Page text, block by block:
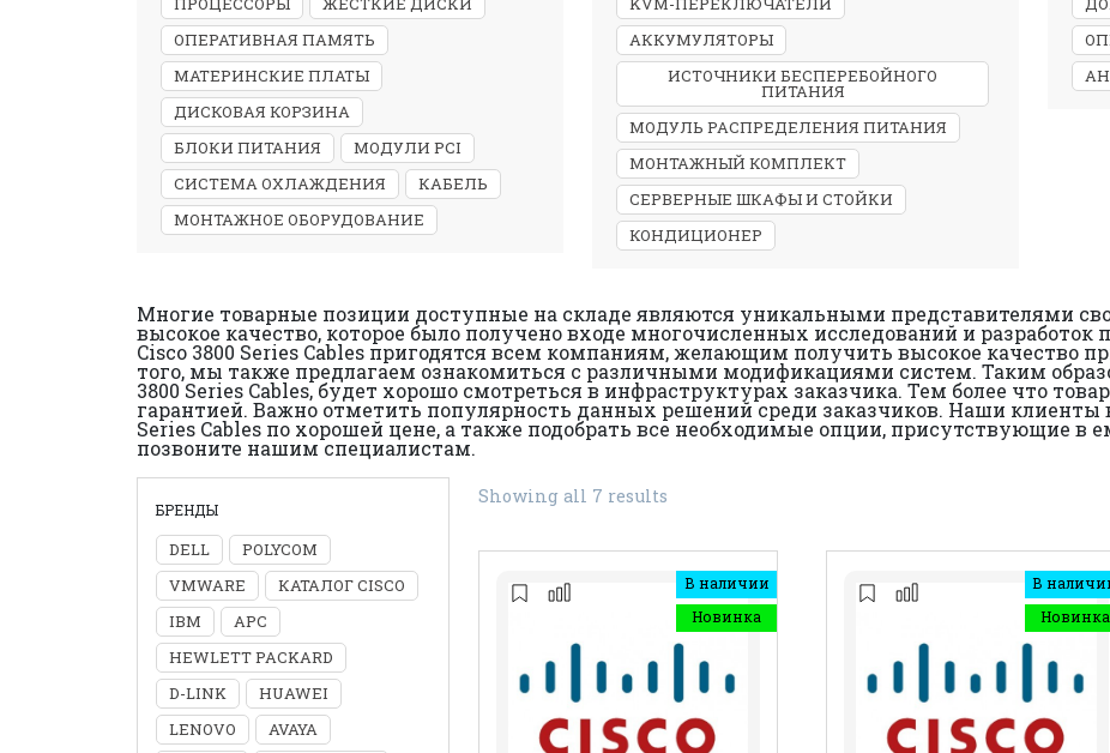
ОПЕРАТИВНАЯ ПАМЯТЬ
МАТЕРИНСКИЕ ПЛАТЫ
ДИСКОВАЯ КОРЗИНА
БЛОКИ ПИТАНИЯ
МОДУЛИ PCI
СИСТЕМА ОХЛАЖДЕНИЯ
КАБЕЛЬ
МОНТАЖНОЕ ОБОРУДОВАНИЕ
АККУМУЛЯТОРЫ
ИСТОЧНИКИ БЕСПЕРЕБОЙНОГО
ПИТАНИЯ
МОДУЛЬ РАСПРЕДЕЛЕНИЯ ПИТАНИЯ
МОНТАЖНЫЙ КОМПЛЕКТ
СЕРВЕРНЫЕ ШКАФЫ И СТОЙКИ
КОНДИЦИОНЕР
Многие товарные позиции доступные на складе являются уникальными представителями
высокое качество, которое было получено входе многочисленных исследований и разработок
Cisco 3800 Series Cables пригодятся всем компаниям, желающим получить высокое качество
того, мы также предлагаем ознакомиться с различными модификациями систем. Таким
3800 Series Cables, будет хорошо смотреться в инфраструктурах заказчика. Тем более что
гарантией. Важно отметить популярность данных решений среди заказчиков. Наши клиенты
Series Cables по хорошей цене, а также подобрать все необходимые опции, присутствующие в
позвоните нашим специалистам.
БРЕНДЫ
DELL
POLYCOM
VMWARE
КАТАЛОГ CISCO
IBM
APC
HEWLETT PACKARD
D-LINK
HUAWEI
LENOVO
AVAYA
Showing all 7 results
В наличии
Новинка
В
Новинка